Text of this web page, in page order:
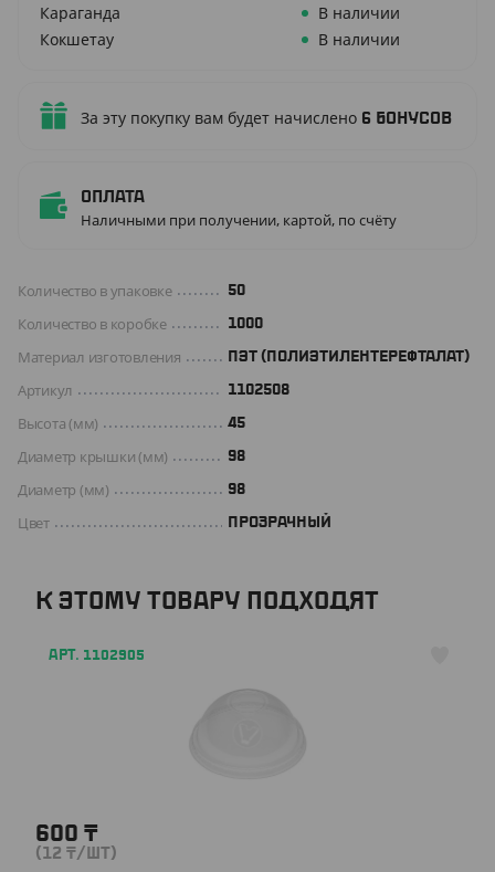
Караганда
В наличии
Кокшетау
В наличии
За эту покупку вам будет начислено 6 бонусов
Оплата
Наличными при получении, картой, по счёту
Количество в упаковке 50
Количество в коробке 1000
Материал изготовления ПЭТ (ПОЛИЭТИЛЕНТЕРЕФТАЛАТ)
Артикул 1102508
Высота (мм) 45
Диаметр крышки (мм) 98
Диаметр (мм) 98
Цвет ПРОЗРАЧНЫЙ
К ЭТОМУ ТОВАРУ ПОДХОДЯТ
АРТ. 1102905
600 ₸
(12 ₸/ШТ)